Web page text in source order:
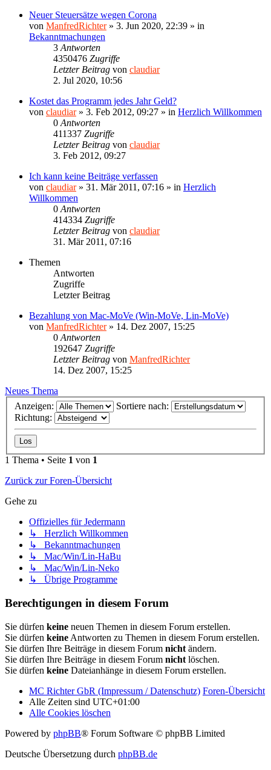
Neuer Steuersätze wegen Corona
von ManfredRichter» 3. Jun 2020, 22:39 » in
Bekanntmachungen
3 Antworten
4350476 Zugriffe
Letzter Beitrag von claudiar
2. Jul 2020, 10:56
Kostet das Programm jedes Jahr Geld?
von claudiar» 3. Feb 2012, 09:27 » in Herzlich Willkommen
0 Antworten
411337 Zugriffe
Letzter Beitrag von claudiar
3. Feb 2012, 09:27
Ich kann keine Beiträge verfassen
von claudiar» 31. Mär 2011, 07:16 » in Herzlich
Willkommen
0 Antworten
414334 Zugriffe
Letzter Beitrag von claudiar
31. Mär 2011, 07:16
Themen
Antworten
Zugriffe
Letzter Beitrag
Bezahlung von Mac-MoVe (Win-MoVe, Lin-MoVe)
von ManfredRichter» 14. Dez 2007, 15:25
0 Antworten
192647 Zugriffe
Letzter Beitrag von ManfredRichter
14. Dez 2007, 15:25
Neues Thema
Anzeigen:
Sortiere nach:
Richtung:
1 Thema • Seite 1 von 1
Zurück zur Foren-Übersicht
Gehe zu
Offizielles für Jedermann
↳ Herzlich Willkommen
↳ Bekanntmachungen
↳ Mac/Win/Lin-HaBu
↳ Mac/Win/Lin-Neko
↳ Übrige Programme
Berechtigungen in diesem Forum
Sie dürfen keine neuen Themen in diesem Forum erstellen.
Sie dürfen keine Antworten zu Themen in diesem Forum erstellen.
Sie dürfen Ihre Beiträge in diesem Forum nicht ändern.
Sie dürfen Ihre Beiträge in diesem Forum nicht löschen.
Sie dürfen keine Dateianhänge in diesem Forum erstellen.
MC Richter GbR (Impressum / Datenschutz) Foren-Übersicht
Alle Zeiten sind UTC+01:00
Alle Cookies löschen
Powered by phpBB® Forum Software © phpBB Limited
Deutsche Übersetzung durch phpBB.de